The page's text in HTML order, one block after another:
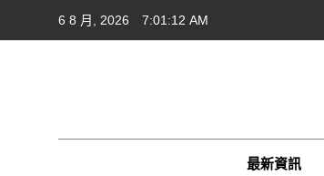
6 8 月, 2026 7:01:13 AM
最新資訊